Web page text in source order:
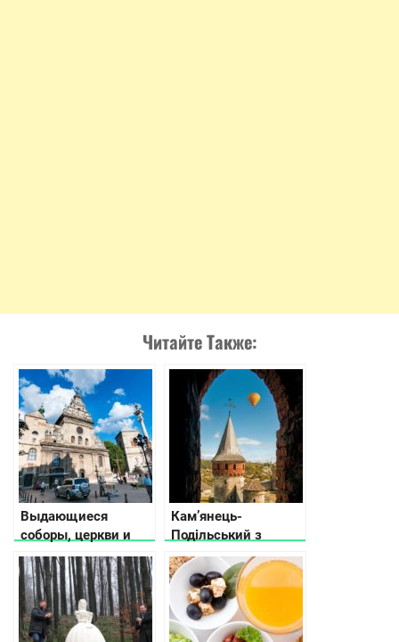
Читайте Также:
Выдающиеся
соборы, церкви и
храмы во Львове
Кам’янець-
Подільський з
висоти: все, що
потрібно побачити
(відео)